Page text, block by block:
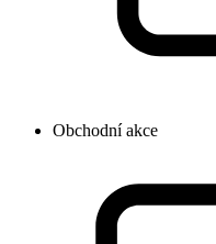
Obchodní akce